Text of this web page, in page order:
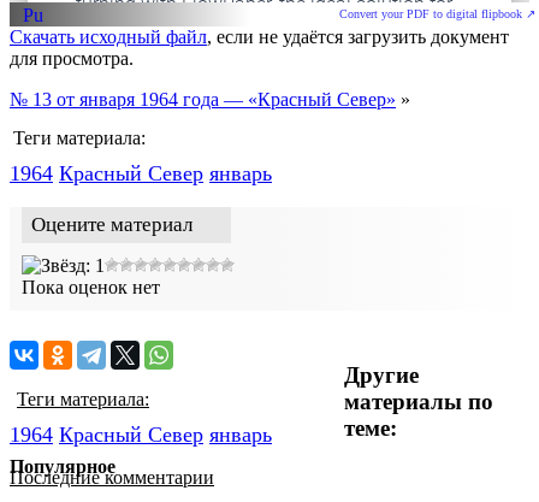
Convert your PDF to digital flipbook ↗
Скачать исходный файл, если не удаётся загрузить документ
для просмотра.
№ 13 от января 1964 года — «Красный Север» »
Теги материала:
1964 Красный Cевер январь
Оцените материал
Пока оценок нет
Другие
материалы по
теме:
Теги материала:
1964 Красный Cевер январь
Последние комментарии
Популярное